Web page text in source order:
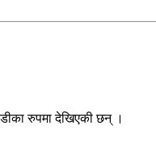
रुपमा देखिएकी छन् ।